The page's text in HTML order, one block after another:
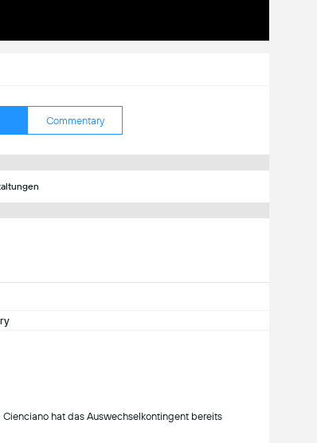
Commentary
hat das Auswechselkontingent bereits